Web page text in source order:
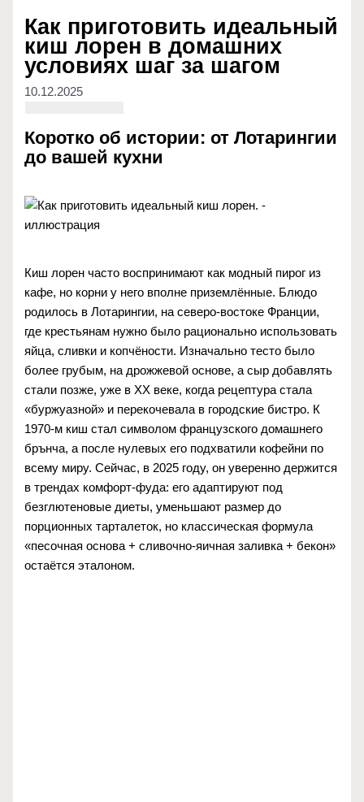
Как приготовить идеальный
киш лорен в домашних
условиях шаг за шагом
10.12.2025
Коротко об истории: от Лотарингии
до вашей кухни
Киш лорен часто воспринимают как модный пирог из
кафе, но корни у него вполне приземлённые. Блюдо
родилось в Лотарингии, на северо-востоке Франции,
где крестьянам нужно было рационально использовать
яйца, сливки и копчёности. Изначально тесто было
более грубым, на дрожжевой основе, а сыр добавлять
стали позже, уже в XX веке, когда рецептура стала
«буржуазной» и перекочевала в городские бистро. К
1970‑м киш стал символом французского домашнего
брънча, а после нулевых его подхватили кофейни по
всему миру. Сейчас, в 2025 году, он уверенно держится
в трендах комфорт-фуда: его адаптируют под
безглютеновые диеты, уменьшают размер до
порционных тарталеток, но классическая формула
«песочная основа + сливочно-яичная заливка + бекон»
остаётся эталоном.